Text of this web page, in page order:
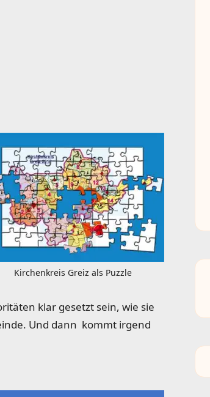
Kirchenkreis Greiz als Puzzle
klar gesetzt sein, wie sie
Und dann kommt irgend